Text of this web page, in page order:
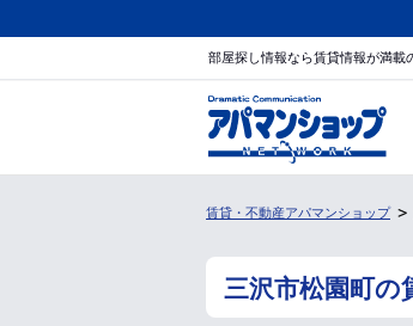
部屋探し情報なら賃貸情報が満載
賃貸・不動産アパマンショップ
三沢市松園町の